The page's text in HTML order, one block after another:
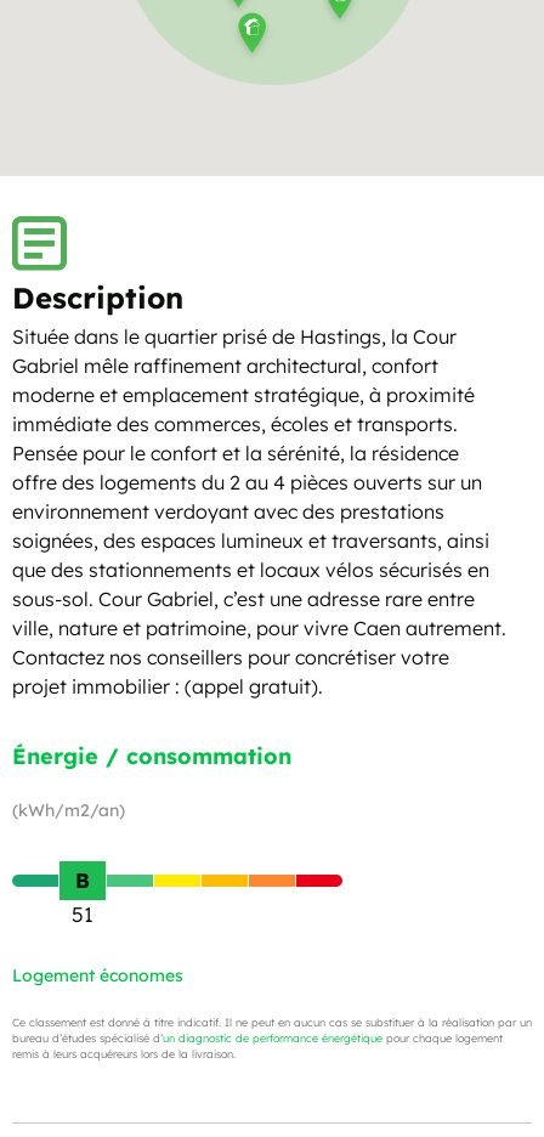
Description
Située dans le quartier prisé de Hastings, la Cour
Gabriel mêle raffinement architectural, confort
moderne et emplacement stratégique, à proximité
immédiate des commerces, écoles et transports.
Pensée pour le confort et la sérénité, la résidence
offre des logements du 2 au 4 pièces ouverts sur un
environnement verdoyant avec des prestations
soignées, des espaces lumineux et traversants, ainsi
que des stationnements et locaux vélos sécurisés en
sous-sol. Cour Gabriel, c’est une adresse rare entre
ville, nature et patrimoine, pour vivre Caen autrement.
Contactez nos conseillers pour concrétiser votre
projet immobilier : (appel gratuit).
Énergie / consommation
(kWh/m2/an)
B
51
Logement économes
Ce classement est donné à titre indicatif. Il ne peut en aucun cas se substituer à la réalisation par un
bureau d’études spécialisé d’un diagnostic de performance énergétique pour chaque logement
remis à leurs acquéreurs lors de la livraison.